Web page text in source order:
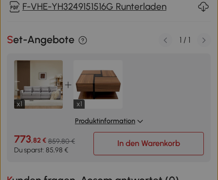
F-VHE-YH3249151516G Runterladen
Set-Angebote
x1
x1
Produktinformation
773,82 € 859,80 €
Du sparst: 85,98 €
In den Warenkorb
1 / 1